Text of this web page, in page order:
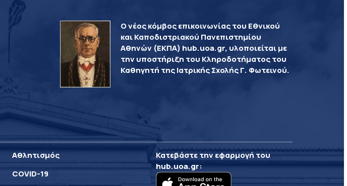
Ο νέος κόμβος επικοινωνίας του Εθνικού
και Καποδιστριακού Πανεπιστημίου
Αθηνών (ΕΚΠΑ) hub.uoa.gr, υλοποιείται με
την υποστήριξη του Κληροδοτήματος του
Καθηγητή της Ιατρικής Σχολής Γ. Φωτεινού.
Αθλητισμός
COVID-19
Κατεβάστε την εφαρμογή του
hub.uoa.gr: